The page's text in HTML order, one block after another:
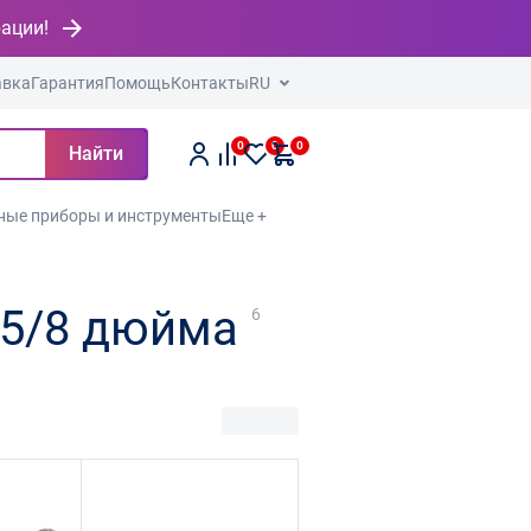
ГарантияПомощьКонтактыRU
Найти 0 0 0
приборы и инструментыЕще +
8 дюйма 6